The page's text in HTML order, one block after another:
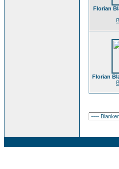
Florian
Florian